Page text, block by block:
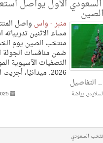
الأول يواصل
منبر - واس واصل
مساء الاثنين
منتخب الصين يوم
ضمن منافسات الجولة
التصفيات الآسيوية
2026. ميدانيًا،
التفاصيل
, رياضة
السعودي